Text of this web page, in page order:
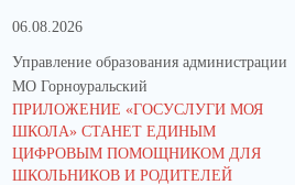
06.08.2026
Управление образования администрации
МО Горноуральский
ПРИЛОЖЕНИЕ «ГОСУСЛУГИ МОЯ
ШКОЛА» СТАНЕТ ЕДИНЫМ
ЦИФРОВЫМ ПОМОЩНИКОМ ДЛЯ
ШКОЛЬНИКОВ И РОДИТЕЛЕЙ